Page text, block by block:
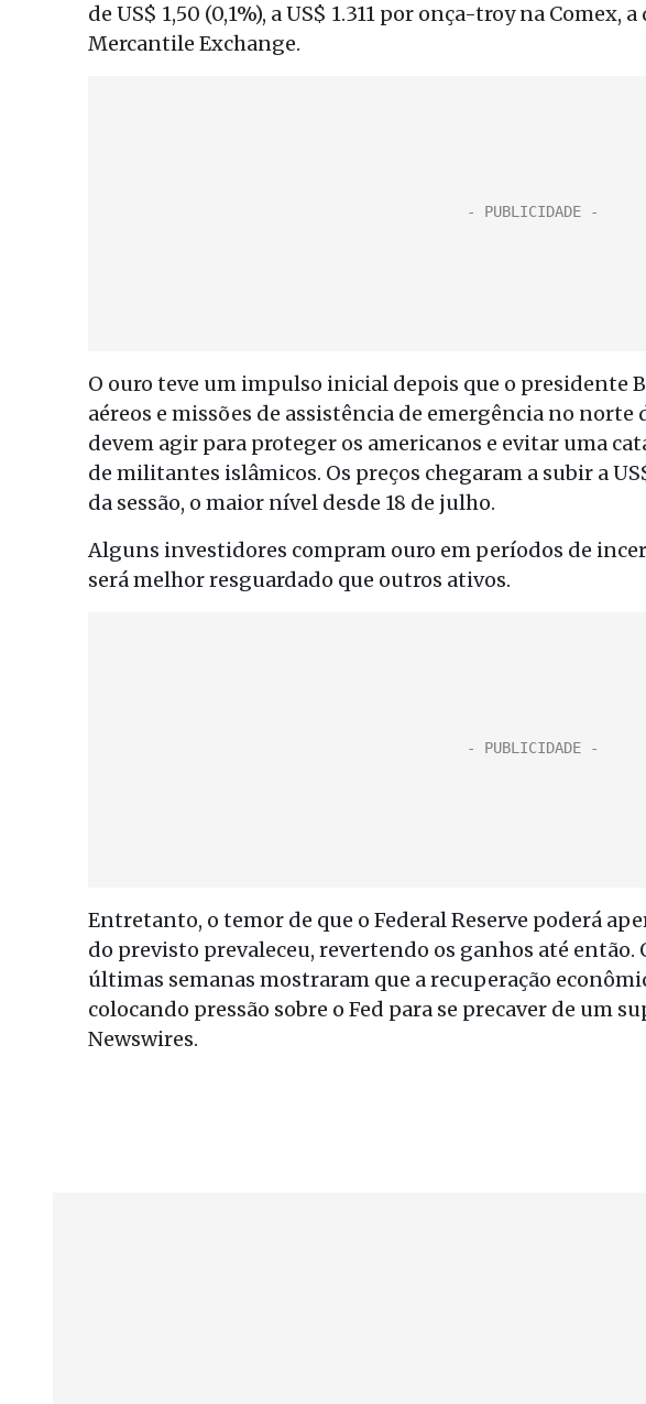
de US$ 1,50 (0,1%), a US$ 1.311 por onça-troy na Comex,
Mercantile Exchange.
O ouro teve um impulso inicial depois que o presidente
aéreos e missões de assistência de emergência no norte
devem agir para proteger os americanos e evitar uma
de militantes islâmicos. Os preços chegaram a subir a
da sessão, o maior nível desde 18 de julho.
Alguns investidores compram ouro em períodos de
será melhor resguardado que outros ativos.
Entretanto, o temor de que o Federal Reserve poderá
do previsto prevaleceu, revertendo os ganhos até então.
últimas semanas mostraram que a recuperação
colocando pressão sobre o Fed para se precaver de um
Newswires.